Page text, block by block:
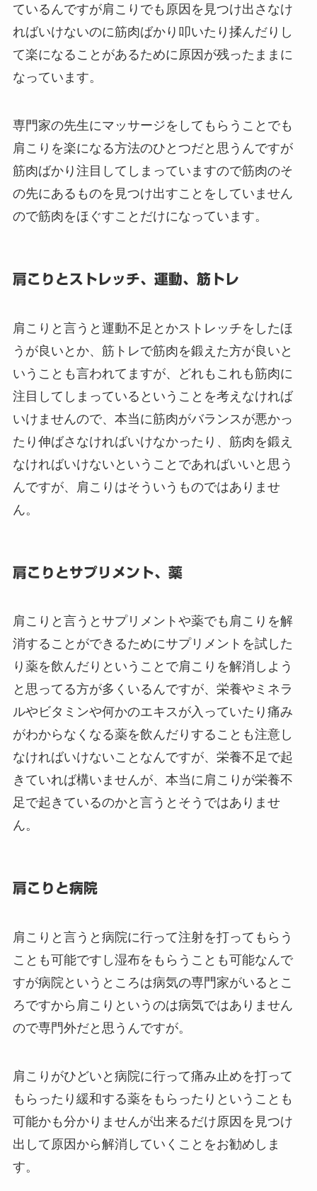
ているんですが肩こりでも原因を見つけ出さなけ
ればいけないのに筋肉ばかり叩いたり揉んだりし
て楽になることがあるために原因が残ったままに
なっています。
専門家の先生にマッサージをしてもらうことでも
肩こりを楽になる方法のひとつだと思うんですが
筋肉ばかり注目してしまっていますので筋肉のそ
の先にあるものを見つけ出すことをしていません
ので筋肉をほぐすことだけになっています。
肩こりとストレッチ、運動、筋トレ
肩こりと言うと運動不足とかストレッチをしたほ
うが良いとか、筋トレで筋肉を鍛えた方が良いと
いうことも言われてますが、どれもこれも筋肉に
注目してしまっているということを考えなければ
いけませんので、本当に筋肉がバランスが悪かっ
たり伸ばさなければいけなかったり、筋肉を鍛え
なければいけないということであればいいと思う
んですが、肩こりはそういうものではありませ
ん。
肩こりとサプリメント、薬
肩こりと言うとサプリメントや薬でも肩こりを解
消することができるためにサプリメントを試した
り薬を飲んだりということで肩こりを解消しよう
と思ってる方が多くいるんですが、栄養やミネラ
ルやビタミンや何かのエキスが入っていたり痛み
がわからなくなる薬を飲んだりすることも注意し
なければいけないことなんですが、栄養不足で起
きていれば構いませんが、本当に肩こりが栄養不
足で起きているのかと言うとそうではありませ
ん。
肩こりと病院
肩こりと言うと病院に行って注射を打ってもらう
ことも可能ですし湿布をもらうことも可能なんで
すが病院というところは病気の専門家がいるとこ
ろですから肩こりというのは病気ではありません
ので専門外だと思うんですが。
肩こりがひどいと病院に行って痛み止めを打って
もらったり緩和する薬をもらったりということも
可能かも分かりませんが出来るだけ原因を見つけ
出して原因から解消していくことをお勧めしま
す。